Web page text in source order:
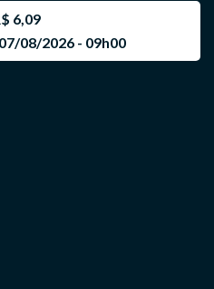
6,09
07/08/2026 - 09h00